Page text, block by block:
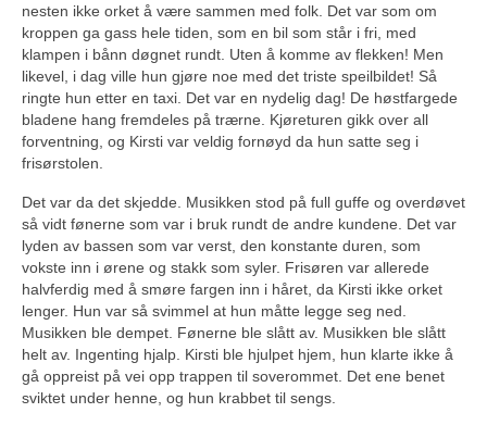
nesten ikke orket å være sammen med folk. Det var som om
kroppen ga gass hele tiden, som en bil som står i fri, med
klampen i bånn døgnet rundt. Uten å komme av flekken! Men
likevel, i dag ville hun gjøre noe med det triste speilbildet! Så
ringte hun etter en taxi. Det var en nydelig dag! De høstfargede
bladene hang fremdeles på trærne. Kjøreturen gikk over all
forventning, og Kirsti var veldig fornøyd da hun satte seg i
frisørstolen.
Det var da det skjedde. Musikken stod på full guffe og overdøvet
så vidt fønerne som var i bruk rundt de andre kundene. Det var
lyden av bassen som var verst, den konstante duren, som
vokste inn i ørene og stakk som syler. Frisøren var allerede
halvferdig med å smøre fargen inn i håret, da Kirsti ikke orket
lenger. Hun var så svimmel at hun måtte legge seg ned.
Musikken ble dempet. Fønerne ble slått av. Musikken ble slått
helt av. Ingenting hjalp. Kirsti ble hjulpet hjem, hun klarte ikke å
gå oppreist på vei opp trappen til soverommet. Det ene benet
sviktet under henne, og hun krabbet til sengs.